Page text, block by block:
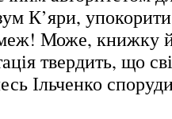
К’яри,
меж! Може, книжку
твердить, що
Ільченко